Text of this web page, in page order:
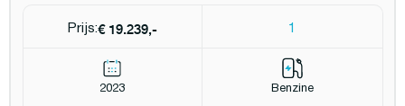
Prijs:€ 19.239,- 1
2023 Benzine